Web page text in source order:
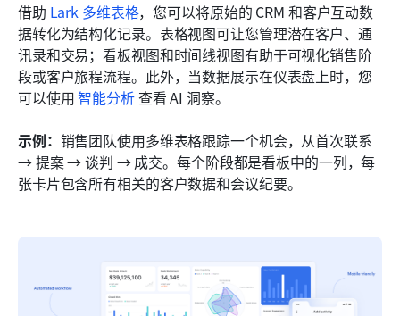
借助 Lark 多维表格，您可以将原始的 CRM 和客户互动数
据转化为结构化记录。表格视图可让您管理潜在客户、通
讯录和交易；看板视图和时间线视图有助于可视化销售阶
段或客户旅程流程。此外，当数据展示在仪表盘上时，您
可以使用 智能分析 查看 AI 洞察。
示例： 销售团队使用多维表格跟踪一个机会，从首次联系
→ 提案 → 谈判 → 成交。每个阶段都是看板中的一列，每
张卡片包含所有相关的客户数据和会议纪要。